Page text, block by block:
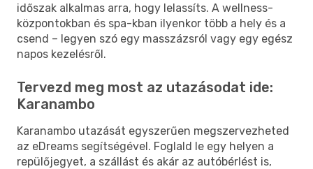
időszak alkalmas arra, hogy lelassíts. A wellness-
központokban és spa-kban ilyenkor több a hely és a
csend – legyen szó egy masszázsról vagy egy egész
napos kezelésről.
Tervezd meg most az utazásodat ide:
Karanambo
Karanambo utazását egyszerűen megszervezheted
az eDreams segítségével. Foglald le egy helyen a
repülőjegyet, a szállást és akár az autóbérlést is,